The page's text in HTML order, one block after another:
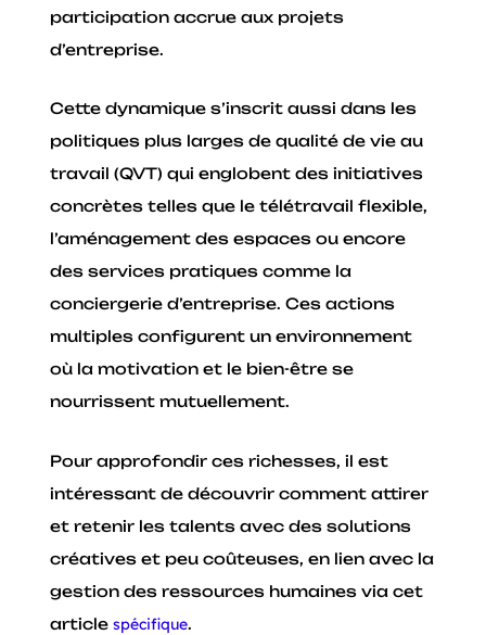
participation accrue aux projets
d’entreprise.
Cette dynamique s’inscrit aussi dans les
politiques plus larges de qualité de vie au
travail (QVT) qui englobent des initiatives
concrètes telles que le télétravail flexible,
l’aménagement des espaces ou encore
des services pratiques comme la
conciergerie d’entreprise. Ces actions
multiples configurent un environnement
où la motivation et le bien-être se
nourrissent mutuellement.
Pour approfondir ces richesses, il est
intéressant de découvrir comment attirer
et retenir les talents avec des solutions
créatives et peu coûteuses, en lien avec la
gestion des ressources humaines via cet
articlespécifique.